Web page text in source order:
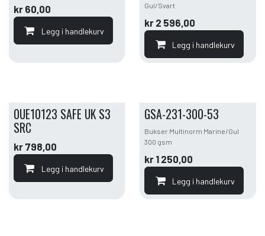
kr 60,00
Legg i handlekurv
Gul/Svart
kr 2 596,00
Legg i handlekurv
0UE10123 SAFE UK S3
SRC
kr 798,00
Legg i handlekurv
GSA-231-300-53
Bukser Multinorm Marine/Gul
300 gsm
kr 1 250,00
Legg i handlekurv